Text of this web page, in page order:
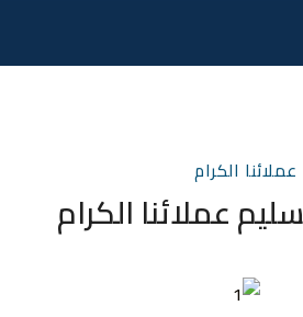
عملائنا الكرام
عملائنا الكرام